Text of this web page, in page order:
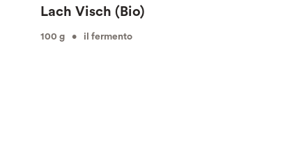
Lach Visch (Bio)
100 g • il fermento